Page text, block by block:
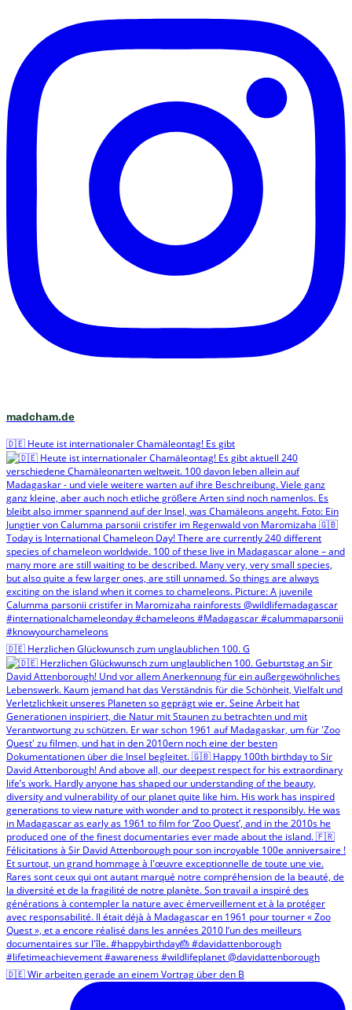
madcham.de
🇩🇪 Heute ist internationaler Chamäleontag! Es gibt
🇩🇪 Herzlichen Glückwunsch zum unglaublichen 100. G
🇩🇪 Wir arbeiten gerade an einem Vortrag über den B